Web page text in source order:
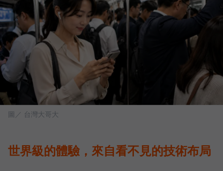
圖／ 台灣大哥大
世界級的體驗，來自看不見的技術布局